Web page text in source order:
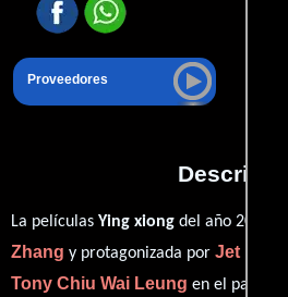
Proveedores
La películas Ying xiong del año 2004,
Zhang y protagonizada por Jet Li
Tony Chiu Wai Leung en el papel